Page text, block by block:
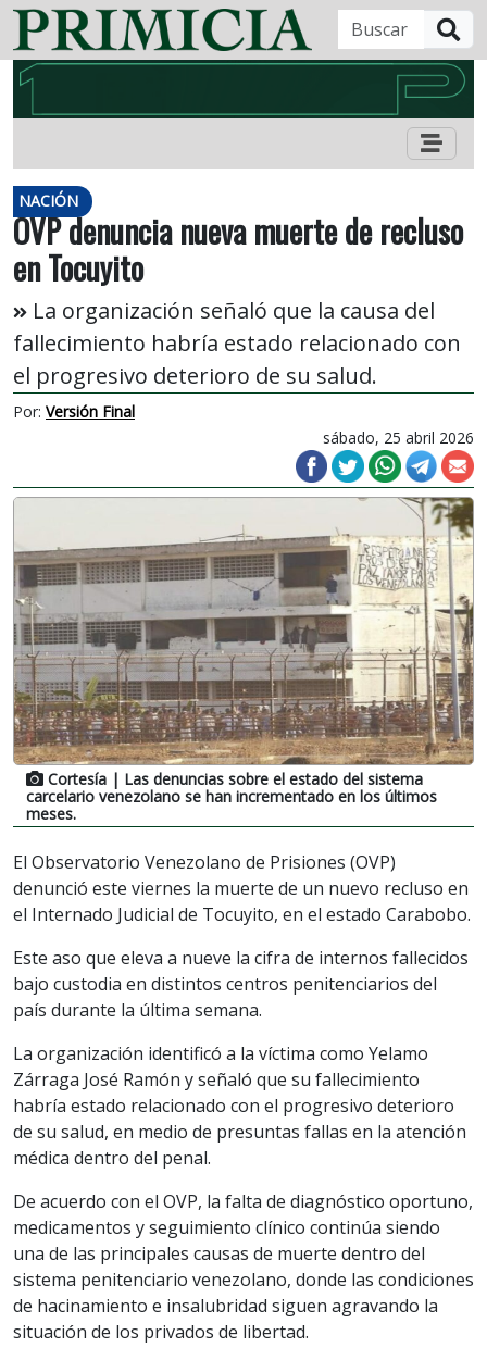
NACIÓN
OVP denuncia nueva muerte de recluso
en Tocuyito
La organización señaló que la causa del
fallecimiento habría estado relacionado con
el progresivo deterioro de su salud.
Por: Versión Final
sábado, 25 abril 2026
Cortesía | Las denuncias sobre el estado del sistema
carcelario venezolano se han incrementado en los últimos
meses.
El Observatorio Venezolano de Prisiones (OVP)
denunció este viernes la muerte de un nuevo recluso en
el Internado Judicial de Tocuyito, en el estado Carabobo.
Este aso que eleva a nueve la cifra de internos fallecidos
bajo custodia en distintos centros penitenciarios del
país durante la última semana.
La organización identificó a la víctima como Yelamo
Zárraga José Ramón y señaló que su fallecimiento
habría estado relacionado con el progresivo deterioro
de su salud, en medio de presuntas fallas en la atención
médica dentro del penal.
De acuerdo con el OVP, la falta de diagnóstico oportuno,
medicamentos y seguimiento clínico continúa siendo
una de las principales causas de muerte dentro del
sistema penitenciario venezolano, donde las condiciones
de hacinamiento e insalubridad siguen agravando la
situación de los privados de libertad.